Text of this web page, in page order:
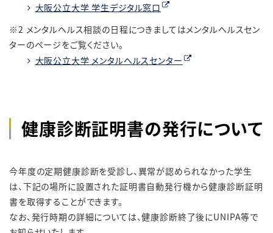
大阪公立大学 学生デジタル窓口
※2 メンタルヘルス相談の日程につきましてはメンタルヘルスセン
ターのページをご覧ください。
大阪公立大学 メンタルヘルスセンター
健康診断証明書の発行について
今年度の定期健康診断を受診し、異常が認められなかった学生
は、下記の場所に設置された証明書自動発行機から健康診断証明
書を取得することができます。
なお、発行時期の詳細については、健康診断終了後にUNIPA等で